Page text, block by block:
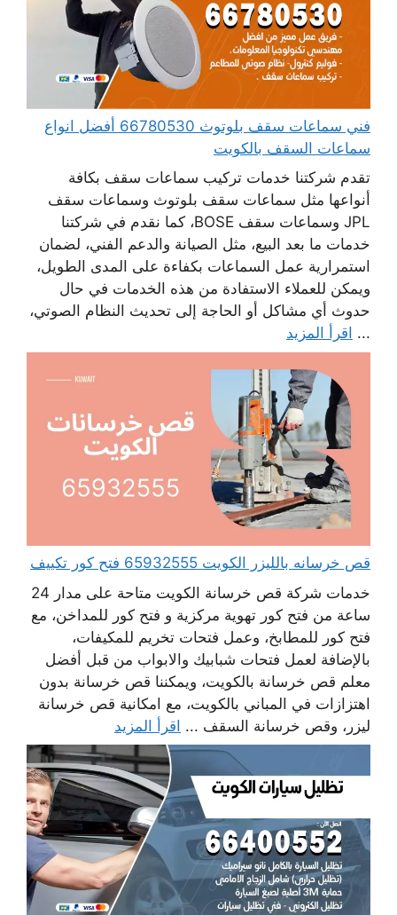
فني سماعات سقف بلوتوث 66780530 أفضل انواع
سماعات السقف بالكويت
تقدم شركتنا خدمات تركيب سماعات سقف بكافة
أنواعها مثل سماعات سقف بلوتوث وسماعات سقف
JPL وسماعات سقف BOSE، كما نقدم في شركتنا
خدمات ما بعد البيع، مثل الصيانة والدعم الفني، لضمان
استمرارية عمل السماعات بكفاءة على المدى الطويل،
ويمكن للعملاء الاستفادة من هذه الخدمات في حال
حدوث أي مشاكل أو الحاجة إلى تحديث النظام الصوتي،
... اقرأ المزيد
قص خرسانه بالليزر الكويت 65932555 فتح كور تكييف
خدمات شركة قص خرسانة الكويت متاحة على مدار 24
ساعة من فتح كور تهوية مركزية و فتح كور للمداخن، مع
فتح كور للمطابخ، وعمل فتحات تخريم للمكيفات،
بالإضافة لعمل فتحات شبابيك والابواب من قبل أفضل
معلم قص خرسانة بالكويت، ويمكننا قص خرسانة بدون
اهتزازات في المباني بالكويت، مع امكانية قص خرسانة
ليزر، وقص خرسانة السقف ... اقرأ المزيد